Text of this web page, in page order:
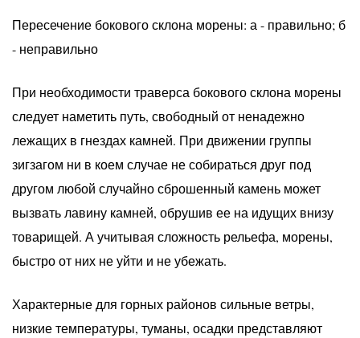
Пересечение бокового склона морены: а - правильно; б
- неправильно
При необходимости траверса бокового склона морены
следует наметить путь, свободный от ненадежно
лежащих в гнездах камней. При движении группы
зигзагом ни в коем случае не собираться друг под
другом любой случайно сброшенный камень может
вызвать лавину камней, обрушив ее на идущих внизу
товарищей. А учитывая сложность рельефа, морены,
быстро от них не уйти и не убежать.
Характерные для горных районов сильные ветры,
низкие температуры, туманы, осадки представляют